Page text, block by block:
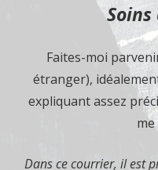
Faites-moi
étranger),
expliquant assez
Dans ce courrier, il est